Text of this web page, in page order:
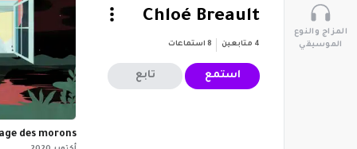
المزاج والنوع
الموسيقي
Chloé Breault
4 متابعين 8 استماعات
استمع تابع
des morons